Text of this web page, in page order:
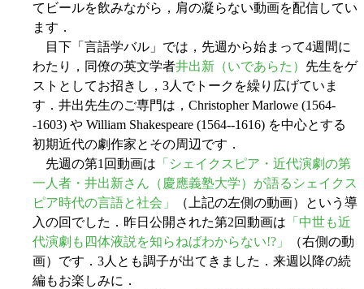
てビールを飲みながら，肩の凝らない動画を配信してい
ます．
目下「言語学バル」では，先週から始まって4週間に
わたり，同僚の英文学者井出新（いであらた） 先生をゲ
ストとしてお招きし，3人でトークを繰り広げていま
す．井出先生のご専門は，Christopher Marlowe (1564-
-1603) や William Shakespeare (1564--1616) を中心とする
初期近代の劇作家とその周辺です．
先週の第1回動画は 「シェイクスピア・近代演劇の第
一人者・井出新さん（慶應義塾大学）が語るシェイクス
ピア時代の言語と社会」
（上記の左側の動画）という導
入の回でした．昨日公開された第2回動画は 「中世も近
代演劇も四体液説を知らねばわからない!?」
（右側の動
画）です．3人とも調子が出てきました．来週以降の続
編もお楽しみに．